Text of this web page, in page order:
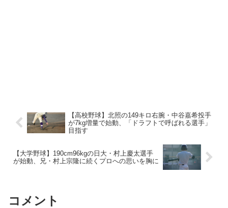
【高校野球】北照の149キロ右腕・中谷嘉希投手
が7kg増量で始動、「ドラフトで呼ばれる選手」
目指す
【大学野球】190cm96kgの日大・村上慶太選手
が始動、兄・村上宗隆に続くプロへの思いを胸に
コメント